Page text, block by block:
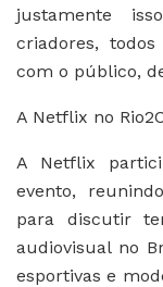
justamente
criadores,
com o público,
A Netflix no
A Netflix
evento,
para discutir
audiovisual no
esportivas e